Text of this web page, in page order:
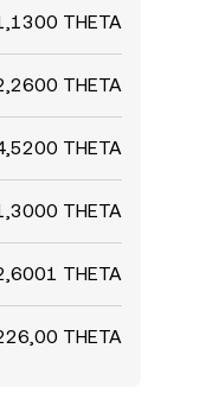
THETA
THETA
THETA
THETA
THETA
THETA